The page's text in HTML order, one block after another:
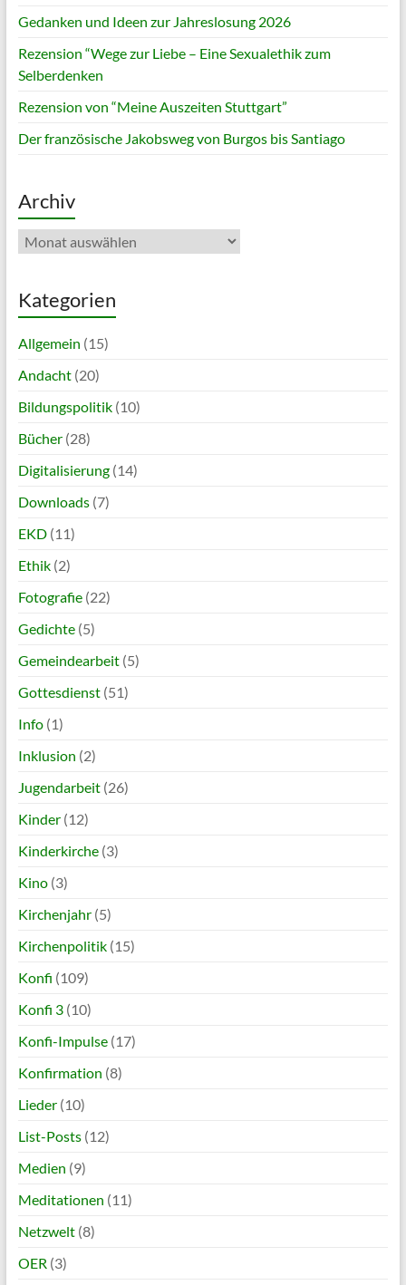
Gedanken und Ideen zur Jahreslosung 2026
Rezension “Wege zur Liebe – Eine Sexualethik zum
Selberdenken
Rezension von “Meine Auszeiten Stuttgart”
Der französische Jakobsweg von Burgos bis Santiago
Archiv
Archiv
Kategorien
Allgemein (15)
Andacht(20)
Bildungspolitik(10)
Bücher(28)
Digitalisierung(14)
Downloads(7)
EKD(11)
Ethik(2)
Fotografie(22)
Gedichte(5)
Gemeindearbeit(5)
Gottesdienst(51)
Info(1)
Inklusion (2)
Jugendarbeit(26)
Kinder(12)
Kinderkirche(3)
Kino(3)
Kirchenjahr(5)
Kirchenpolitik(15)
Konfi (109)
Konfi 3(10)
Konfi-Impulse(17)
Konfirmation (8)
Lieder(10)
List-Posts(12)
Medien (9)
Meditationen (11)
Netzwelt(8)
OER (3)